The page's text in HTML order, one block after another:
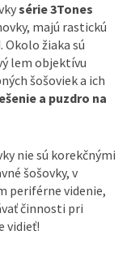
série 3Tones
majú rastickú
žiaka sú
lem objektívu
šošoviek a ich
a puzdro na
nie sú korekčnými
šošovky, v
periférne videnie,
činnosti pri
vidieť!